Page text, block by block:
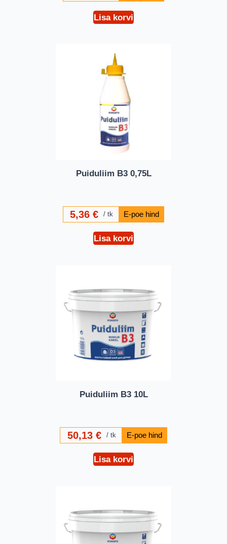
Lisa korvi
Puiduliim B3 0,75L
5,36€ tk
Lisa korvi
Puiduliim B3 10L
50,13 € tk
Lisa korvi